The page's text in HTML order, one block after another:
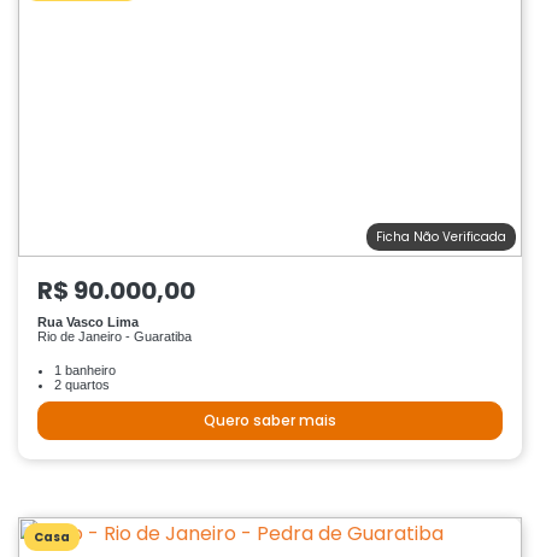
Ficha Não Verificada
R$ 90.000,00
Rua Vasco Lima
Rio de Janeiro - Guaratiba
1 banheiro
2 quartos
Quero saber mais
Casa